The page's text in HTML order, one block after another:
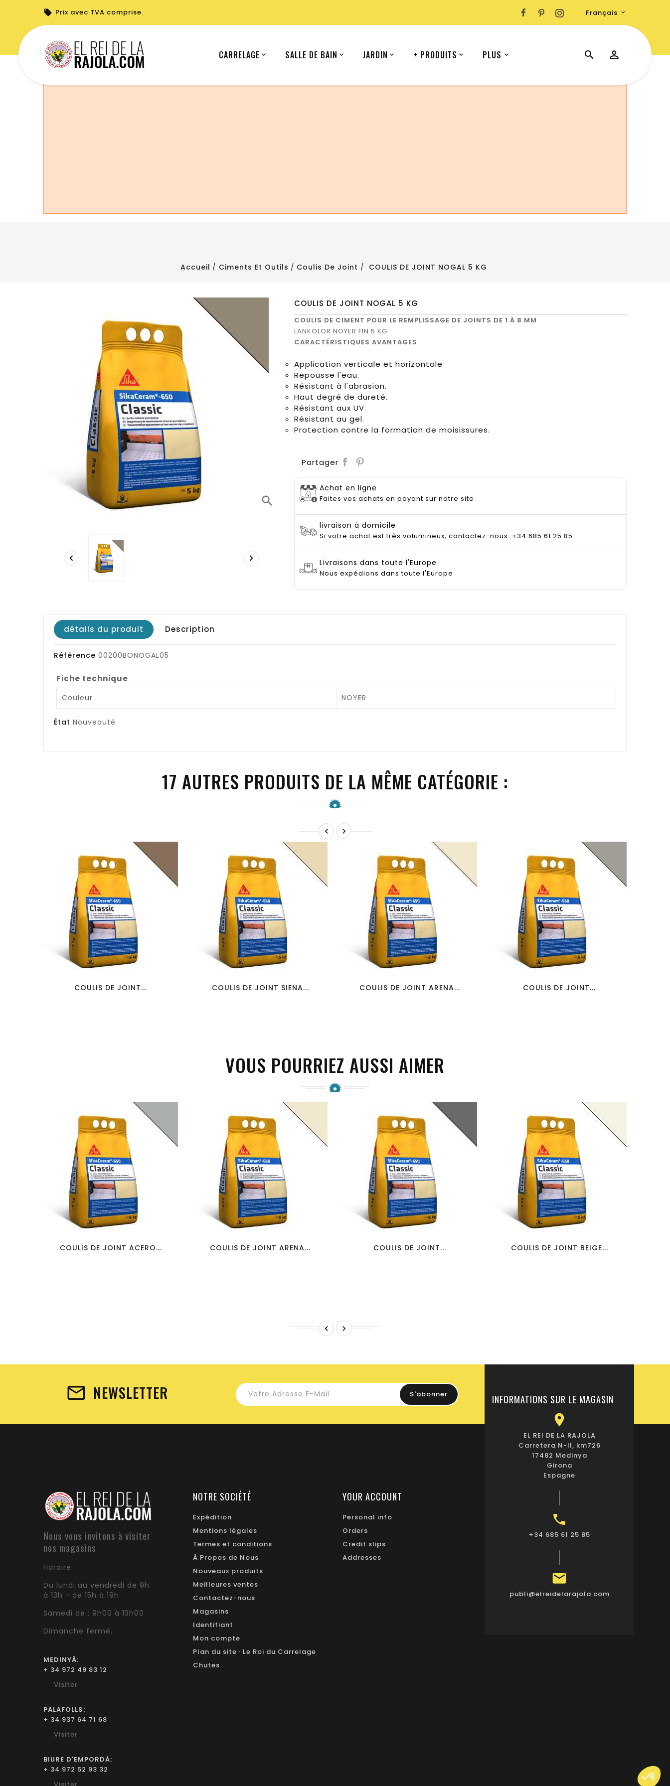
Prix avec TVA comprise. Français 
CARRELAGE SALLE DE BAIN JARDIN + PRODUITS PLUS
Vous ne pouvez pas créer de nouvelle commande depuis votre pays (United States).
Accueil Ciments Et Outils Coulis De Joint COULIS DE JOINT NOGAL 5 KG
search
 
COULIS DE JOINT NOGAL 5 KG
COULIS DE CIMENT POUR LE REMPLISSAGE DE JOINTS DE 1 À 8 MM
LANKOLOR NOYER FIN 5 KG
CARACTÉRISTIQUES AVANTAGES
Application verticale et horizontale
Repousse l'eau.
Résistant à l'abrasion.
Haut degré de dureté.
Résistant aux UV.
Résistant au gel.
Protection contre la formation de moisissures.
Partager
Achat en ligne
Faites vos achats en payant sur notre site
livraison à domicile
Si votre achat est très volumineux, contactez-nous: +34 685 61 25 85
Livraisons dans toute l'Europe
Nous expédions dans toute l'Europe
détails du produit Description
Référence 00200BONOGAL05
Fiche technique
Couleur NOYER
État Nouveauté
17 AUTRES PRODUITS DE LA MÊME CATÉGORIE :
 
favorite_border visibility
COULIS DE JOINT...
favorite_border visibility
COULIS DE JOINT SIENA...
favorite_border visibility
COULIS DE JOINT ARENA...
favorite_border visibility
COULIS DE JOINT...
VOUS POURRIEZ AUSSI AIMER
favorite_border visibility
COULIS DE JOINT ACERO...
favorite_border visibility
COULIS DE JOINT ARENA...
favorite_border visibility
COULIS DE JOINT...
favorite_border visibility
COULIS DE JOINT BEIGE...
 
NEWSLETTER
Nous vous invitons à visiter
nos magasins
Horaire:
Du lundi au vendredi de 9h
à 13h - de 15h à 19h
Samedi de : 9h00 à 13h00
Dimanche fermé.
MEDINYÀ:
+ 34 972 49 83 12
Visiter
PALAFOLLS:
+ 34 937 64 71 68
Visiter
BIURE D'EMPORDÀ:
+ 34 972 52 93 32
NOTRE SOCIÉTÉ
Expédition
Mentions légales
Termes et conditions
À Propos de Nous
Nouveaux produits
Meilleures ventes
Contactez-nous
Magasins
Identifiant
Mon compte
Plan du site · Le Roi du Carrelage
Chutes
YOUR ACCOUNT
Personal info
Orders
Credit slips
Addresses
INFORMATIONS SUR LE MAGASIN

EL REI DE LA RAJOLA
Carretera N-II, km726
17482 Medinya
Girona
Espagne

+34 685 61 25 85

publi@elreidelarajola.com